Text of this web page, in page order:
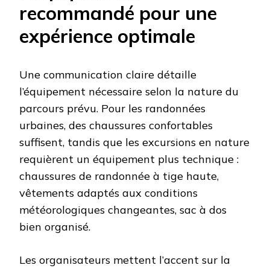
recommandé pour une
expérience optimale
Une communication claire détaille
l’équipement nécessaire selon la nature du
parcours prévu. Pour les randonnées
urbaines, des chaussures confortables
suffisent, tandis que les excursions en nature
requièrent un équipement plus technique :
chaussures de randonnée à tige haute,
vêtements adaptés aux conditions
météorologiques changeantes, sac à dos
bien organisé.
Les organisateurs mettent l’accent sur la